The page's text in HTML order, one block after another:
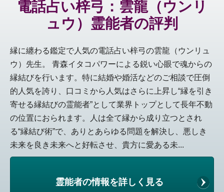
電話占い梓弓：雲龍（ウンリ
ュウ）霊能者の評判
縁に纏わる鑑定で人気の電話占い梓弓の雲龍（ウンリュ
ウ）先生。 青森イタコパワーによる鋭い心眼で魂からの
縁結びを行います。特に結婚や婚活などのご相談で圧倒
的人気を誇り、口コミから人気はさらに上昇し“縁を引き
寄せる縁結びの霊能者”として業界トップとして長年不動
の位置におられます。人は全て縁から成り立つとされ
る“縁結び術”で、ありとあらゆる問題を解決し、悪しき
未来を良き未来へと好転させ、貴方に愛ある未...
霊能者の情報を詳しく見る